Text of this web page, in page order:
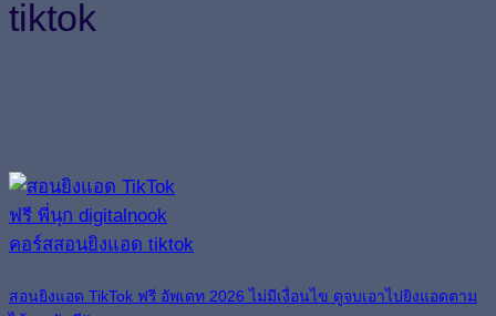
tiktok
สอนยิงแอด TikTok ฟรี อัพเดท 2026 ไม่มีเงื่อนไข ดูจบเอาไปยิงแอดตาม